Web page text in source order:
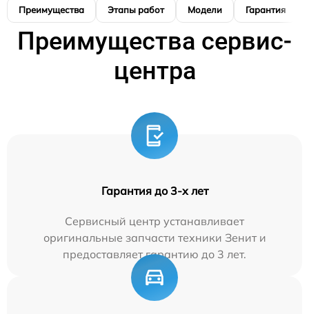
Преимущества Этапы работ Модели Гарантия
Преимущества сервис-
центра
Гарантия до 3-х лет
Сервисный центр устанавливает
оригинальные запчасти техники Зенит и
предоставляет гарантию до 3 лет.